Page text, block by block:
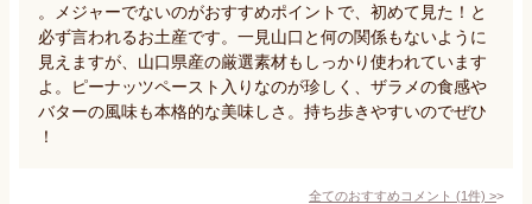
。メジャーでないのがおすすめポイントで、初めて見た！と
必ず言われるお土産です。一見山口と何の関係もないように
見えますが、山口県産の厳選素材もしっかり使われています
よ。ピーナッツペースト入りなのが珍しく、ザラメの食感や
バターの風味も本格的な美味しさ。持ち歩きやすいのでぜひ
！
全てのおすすめコメント (1件) >